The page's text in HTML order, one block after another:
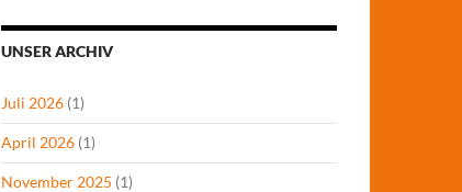
UNSER ARCHIV
Juli 2026 (1)
April 2026 (1)
November 2025 (1)